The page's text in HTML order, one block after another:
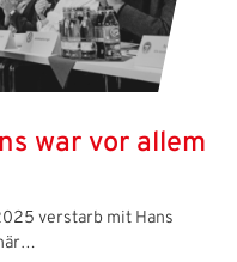
war vor allem
verstarb mit Hans